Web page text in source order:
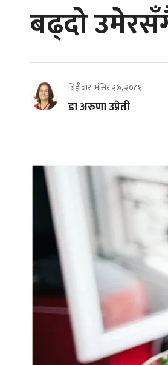
बढ्दो
बिहीबार, मंसिर २७, २०८१
डा अरुणा उप्रेती